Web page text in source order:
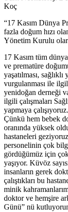
Koç
“17 Kasım Dünya
fazla doğum hızı
Yönetim Kurulu
17 Kasım tüm
ve prematüre
yaşatılması,
vurgulanması ile
yenidoğan derneği
ilgili çalışmaları
yapmaya
Çünkü hem bebek
oranında yüksek
hastaneleri
personelinin çok
gördüğümüz için
yaşıyor. Küvöz
insanların gerek
çalıştıkları bu
minik
doktor ve hemşire
Günü” nü